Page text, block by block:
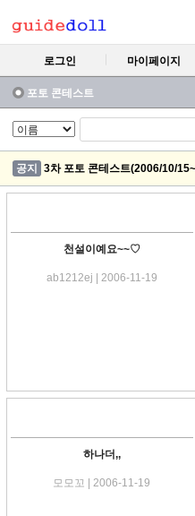
로그인 마이페이지
포토 콘테스트
공지 3차 포토 콘테스트(2006/10/
천설이예요~~♡
ab1212ej | 2006-11-19
하나더,,
모모꼬 | 2006-11-19